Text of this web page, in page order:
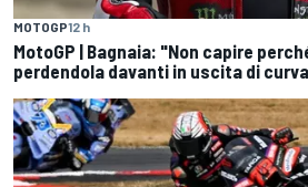
MOTOGP12 h
MotoGP | Bagnaia: "Non capire
perdendola davanti in uscita di